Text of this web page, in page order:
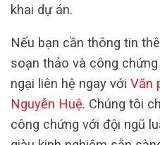
khai dự án.
Nếu bạn cần thông tin
soạn thảo và công
ngại liên hệ ngay với Văn
Nguyễn Huệ. Chúng tôi
công chứng với đội ngũ